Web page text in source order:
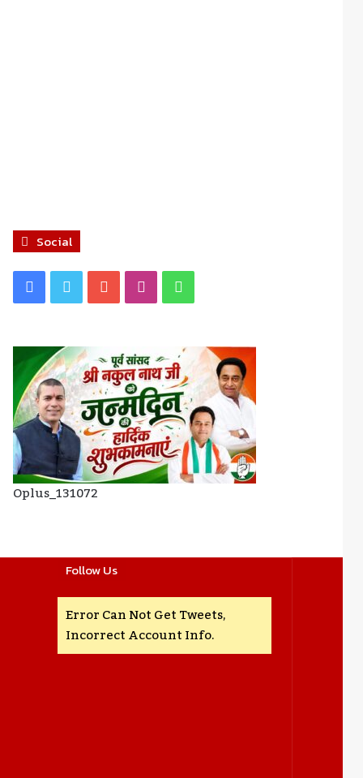
Social
Facebook
Twitter YouTubeInstagram
Oplus_131072
Follow Us
Error Can Not Get Tweets,
Incorrect Account Info.